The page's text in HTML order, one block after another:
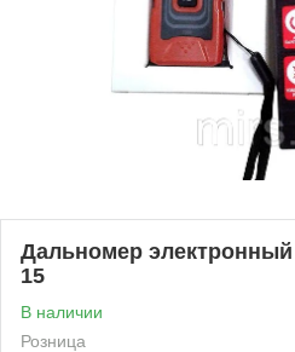
Дальномер электронный
15
В наличии
Розница